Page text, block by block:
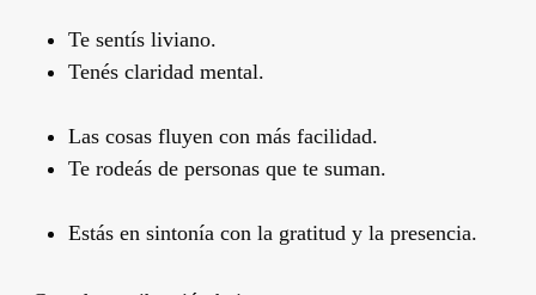
Te sentís liviano.
Tenés claridad mental.
Las cosas fluyen con más facilidad.
Te rodeás de personas que te suman.
Estás en sintonía con la gratitud y la presencia.